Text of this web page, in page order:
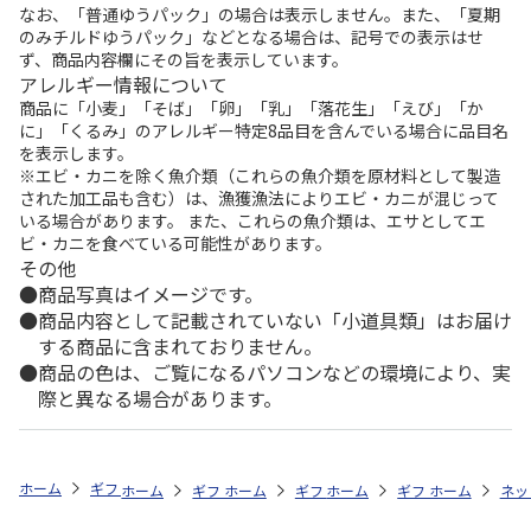
なお、「普通ゆうパック」の場合は表示しません。また、「夏期
のみチルドゆうパック」などとなる場合は、記号での表示はせ
ず、商品内容欄にその旨を表示しています。
アレルギー情報について
商品に「小麦」「そば」「卵」「乳」「落花生」「えび」「か
に」「くるみ」のアレルギー特定8品目を含んでいる場合に品目名
を表示します。
※エビ・カニを除く魚介類（これらの魚介類を原材料として製造
された加工品も含む）は、漁獲漁法によりエビ・カニが混じって
いる場合があります。 また、これらの魚介類は、エサとしてエ
ビ・カニを食べている可能性があります。
その他
商品写真はイメージです。
商品内容として記載されていない「小道具類」はお届け
する商品に含まれておりません。
商品の色は、ご覧になるパソコンなどの環境により、実
際と異なる場合があります。
ホーム ギフトストア お中元・夏ギフト特集 2026 おつまみ・お惣菜
ホーム ギフトストア お中元・夏ギフト特集 2026
ホーム ギフトストア お中元・夏ギフト
ホーム ギフトストア お
ホーム ネ